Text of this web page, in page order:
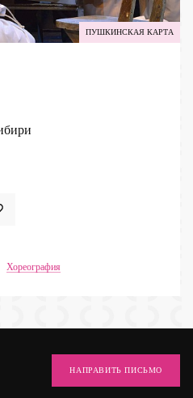
ПУШКИНСКАЯ КАРТА
Хореография
НАПРАВИТЬ ПИСЬМО